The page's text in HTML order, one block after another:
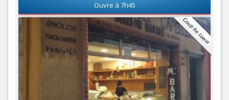
Ouvre à 7h45
Coup de coeur